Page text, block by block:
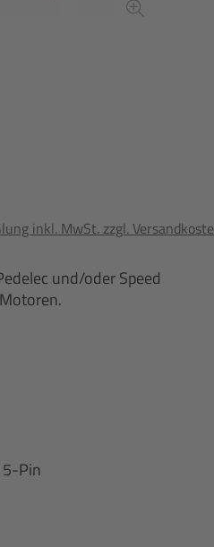
inkl. MwSt. zzgl.
und/oder Speed
5-Pin